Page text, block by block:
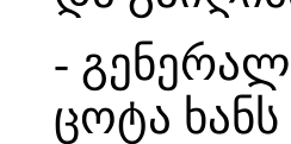
-
ცოტა